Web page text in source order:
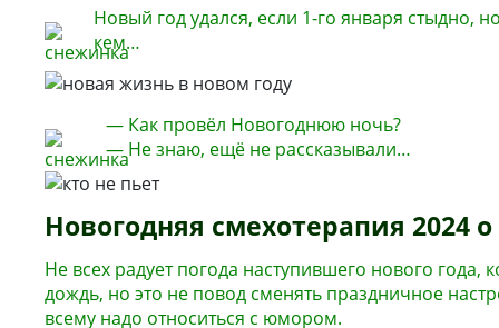
Новый год удался, если 1-го января стыдно,
кем…
— Как провёл Новогоднюю ночь?
— Не знаю, ещё не рассказывали…
Новогодняя смехотерапия 2024
Не всех радует погода наступившего нового года,
дождь, но это не повод сменять праздничное
всему надо относиться с юмором.